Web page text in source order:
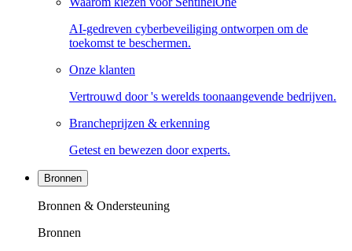
AI-gedreven cyberbeveiliging ontworpen om de
toekomst te beschermen.
Onze klanten
Vertrouwd door 's werelds toonaangevende bedrijven.
Brancheprijzen & erkenning
Getest en bewezen door experts.
Bronnen
Bronnen & Ondersteuning
Bronnen